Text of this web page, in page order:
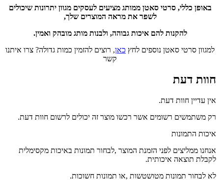
באופן כללי, סרטי סאטן ממותג מציעים לעסקים מגוון יתרונות שיכולים
לשפר את מראה המוצרים שלך,
להקנות להם איכות גבוהה, ולבנות מותג מובהק ואמין.
למגוון סרטי סאטן נוספים לחץ כאן, רוצים להזמין כמות גדולה? צרו איתנו
קשר
חוות דעת
אין עדיין חוות דעת.
רק משתמשים רשומים אשר רכשו מוצר זה יכולים לרשום חוות דעת.
איכות התמונות
אנחנו ממליצים לפני הזמנת המוצר ,לבחור תמונות באיכות מקסימלית
לקבלת תוצאה איכותית.
לא לבחור תמונות מטושטשות ,או תמונות חשוכות.